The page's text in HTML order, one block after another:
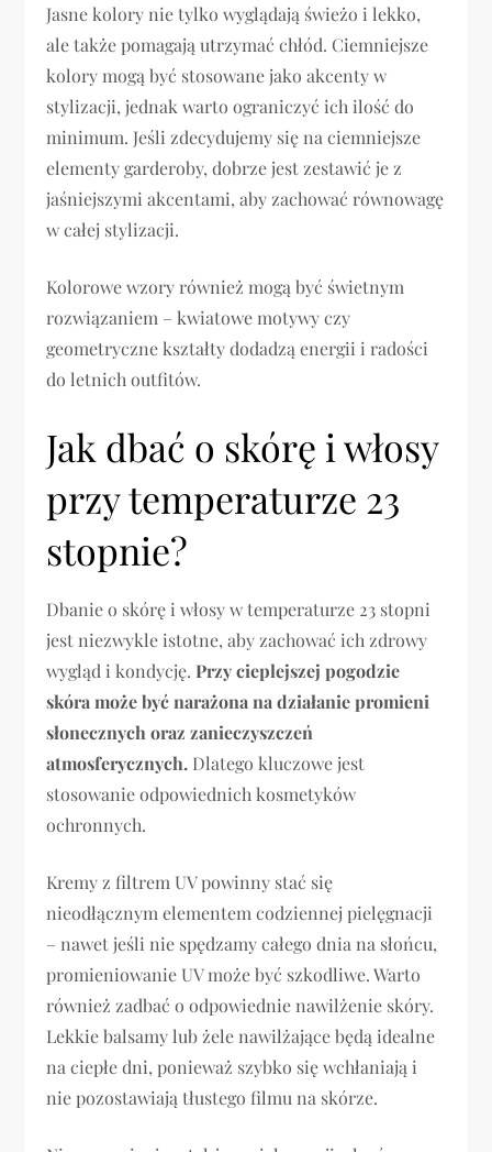
Jasne kolory nie tylko wyglądają świeżo i lekko,
ale także pomagają utrzymać chłód. Ciemniejsze
kolory mogą być stosowane jako akcenty w
stylizacji, jednak warto ograniczyć ich ilość do
minimum. Jeśli zdecydujemy się na ciemniejsze
elementy garderoby, dobrze jest zestawić je z
jaśniejszymi akcentami, aby zachować równowagę
w całej stylizacji.
Kolorowe wzory również mogą być świetnym
rozwiązaniem – kwiatowe motywy czy
geometryczne kształty dodadzą energii i radości
do letnich outfitów.
Jak dbać o skórę i włosy
przy temperaturze 23
stopnie?
Dbanie o skórę i włosy w temperaturze 23 stopni
jest niezwykle istotne, aby zachować ich zdrowy
wygląd i kondycję. Przy cieplejszej pogodzie
skóra może być narażona na działanie promieni
słonecznych oraz zanieczyszczeń
atmosferycznych. Dlatego kluczowe jest
stosowanie odpowiednich kosmetyków
ochronnych.
Kremy z filtrem UV powinny stać się
nieodłącznym elementem codziennej pielęgnacji
– nawet jeśli nie spędzamy całego dnia na słońcu,
promieniowanie UV może być szkodliwe. Warto
również zadbać o odpowiednie nawilżenie skóry.
Lekkie balsamy lub żele nawilżające będą idealne
na ciepłe dni, ponieważ szybko się wchłaniają i
nie pozostawiają tłustego filmu na skórze.